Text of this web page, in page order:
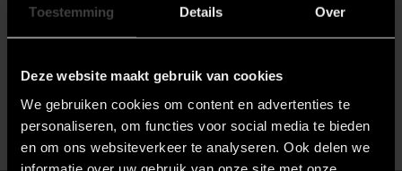
Toestemming Details Over
Deze website maakt gebruik van cookies
We gebruiken cookies om content en advertenties te
personaliseren, om functies voor social media te bieden
en om ons websiteverkeer te analyseren. Ook delen we
Klanten beoordelen KBC met
reviews.
Lees alle reviews